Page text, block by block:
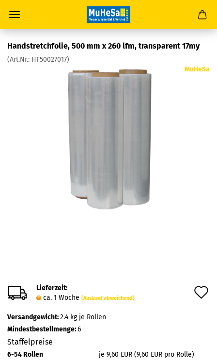
Handstretch­fo­lie, 500 mm x 260 lfm, trans­pa­rent 17my
(Art.Nr.: HF50027017)
MuHeSa
Lieferzeit:
ca. 1 Woche (Ausland abweichend)
Versandgewicht:2.4 kg je Rollen
Mindestbestellmenge:6
Staffelpreise
6-54 Rollen
je 9,60 EUR (9,60 EUR pro Rolle)